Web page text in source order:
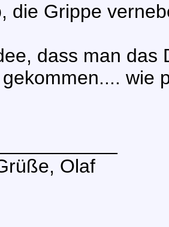
die Grippe
dass man das
wie
Olaf